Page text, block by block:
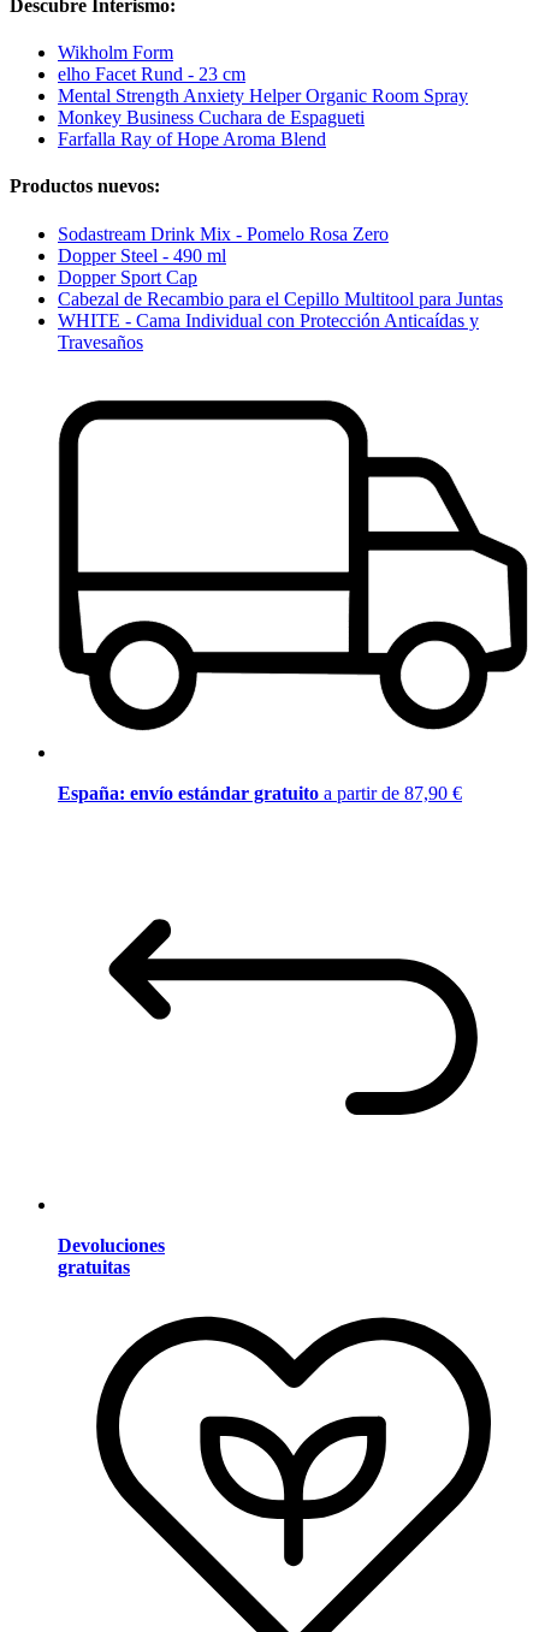
Descubre Interismo:
Wikholm Form
elho Facet Rund - 23 cm
Mental Strength Anxiety Helper Organic Room Spray
Monkey Business Cuchara de Espagueti
Farfalla Ray of Hope Aroma Blend
Productos nuevos:
Sodastream Drink Mix - Pomelo Rosa Zero
Dopper Steel - 490 ml
Dopper Sport Cap
Cabezal de Recambio para el Cepillo Multitool para Juntas
WHITE - Cama Individual con Protección Anticaídas y
Travesaños
España: envío estándar gratuito a partir de 87,90 €
Devoluciones
gratuitas